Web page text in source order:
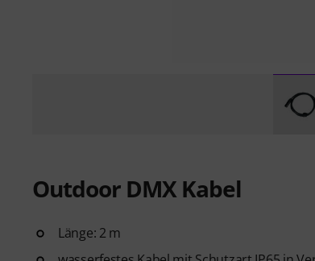
Outdoor DMX Kabel
Länge: 2 m